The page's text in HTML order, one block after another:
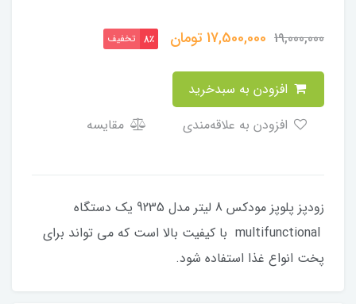
19,000,000
17,500,000تومان 8٪ تخفیف
مقایسه
زودپز پلوپز مودکس 8 لیتر مدل 9235 یک دستگاه
multifunctional با کیفیت بالا است که می تواند برای
پخت انواع غذا استفاده شود.